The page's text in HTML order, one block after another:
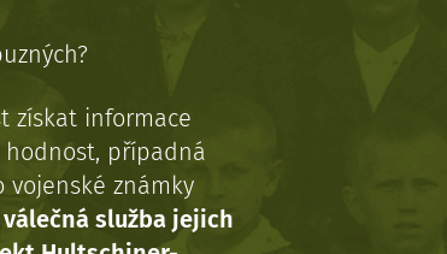
získat informace
případná
vojenské známky
služba jejich